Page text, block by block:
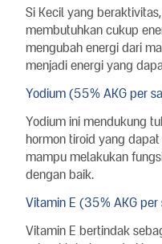
Si Kecil yang
membutuhkan cukup
mengubah energi dari
menjadi energi yang
Yodium (55% AKG per
Yodium ini mendukung
hormon tiroid yang
mampu melakukan
dengan baik.
Vitamin E (35% AKG per
Vitamin E bertindak